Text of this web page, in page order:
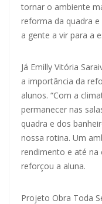
tornar o ambiente
reforma da quadra
a gente a vir para a
Já Emilly Vitória
a importância da
alunos. “Com a
permanecer nas
quadra e dos
nossa rotina. Um
rendimento e até na
reforçou a aluna.
Projeto Obra Toda